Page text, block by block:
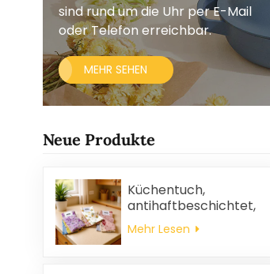
sind rund um die Uhr per E-Mail
oder Telefon erreichbar.
MEHR SEHEN
Neue Produkte
Küchentuch,
antihaftbeschichtet,
ölabweisend, leicht zu
reinigen, dick, bedruckt,
Mehr Lesen